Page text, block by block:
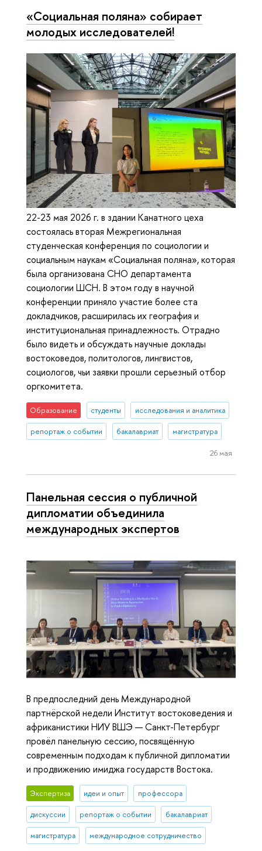
«Социальная поляна» собирает
молодых исследователей!
22-23 мая 2026 г. в здании Канатного цеха
состоялась вторая Межрегиональная
студенческая конференция по социологии и
социальным наукам «Социальная поляна», которая
была организована СНО департамента
социологии ШСН. В этом году в научной
конференции приняло участие более ста
докладчиков, расширилась их география и
институциональная принадлежность. Отрадно
было видеть и обсуждать научные доклады
востоковедов, политологов, лингвистов,
социологов, чьи заявки прошли серьезный отбор
оргкомитета.
Образование студенты исследования и аналитика
репортаж о событии бакалавриат магистратура
26 мая
Панельная сессия о публичной
дипломатии объединила
международных экспертов
В предпоследний день Международной
партнёрской недели Институт востоковедения и
африканистики НИУ ВШЭ — Санкт-Петербург
провёл панельную сессию, посвящённую
современным подходам к публичной дипломатии
и продвижению имиджа государств Востока.
Экспертиза идеи и опыт профессора
дискуссии репортаж о событии бакалавриат
магистратура международное сотрудничество